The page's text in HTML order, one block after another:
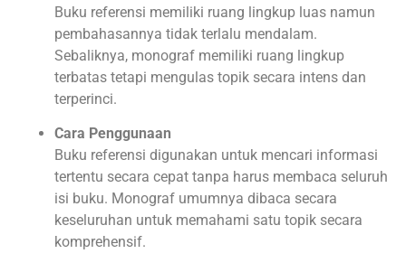
Buku referensi memiliki ruang lingkup luas namun
pembahasannya tidak terlalu mendalam.
Sebaliknya, monograf memiliki ruang lingkup
terbatas tetapi mengulas topik secara intens dan
terperinci.
Cara Penggunaan
Buku referensi digunakan untuk mencari informasi
tertentu secara cepat tanpa harus membaca seluruh
isi buku. Monograf umumnya dibaca secara
keseluruhan untuk memahami satu topik secara
komprehensif.